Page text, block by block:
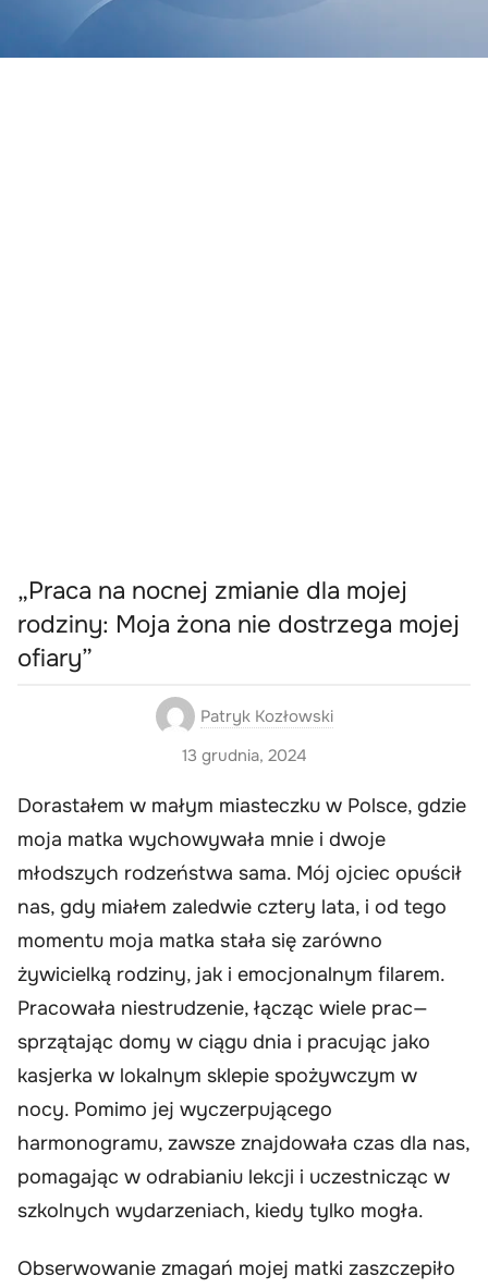
„Praca na nocnej zmianie dla mojej
rodziny: Moja żona nie dostrzega mojej
ofiary”
Patryk Kozłowski
13 grudnia, 2024
Dorastałem w małym miasteczku w Polsce, gdzie
moja matka wychowywała mnie i dwoje
młodszych rodzeństwa sama. Mój ojciec opuścił
nas, gdy miałem zaledwie cztery lata, i od tego
momentu moja matka stała się zarówno
żywicielką rodziny, jak i emocjonalnym filarem.
Pracowała niestrudzenie, łącząc wiele prac—
sprzątając domy w ciągu dnia i pracując jako
kasjerka w lokalnym sklepie spożywczym w
nocy. Pomimo jej wyczerpującego
harmonogramu, zawsze znajdowała czas dla nas,
pomagając w odrabianiu lekcji i uczestnicząc w
szkolnych wydarzeniach, kiedy tylko mogła.
Obserwowanie zmagań mojej matki zaszczepiło